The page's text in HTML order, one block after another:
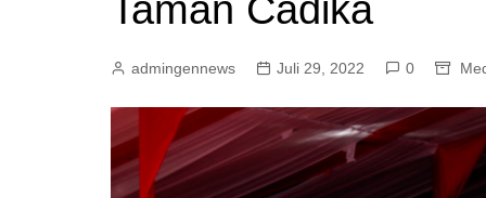
Taman Cadika
admingennews Juli 29, 2022 0